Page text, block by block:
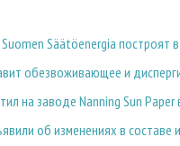
Suomen Säätöenergia
обезвоживающее и
на заводе Nanning Sun
об изменениях в составе